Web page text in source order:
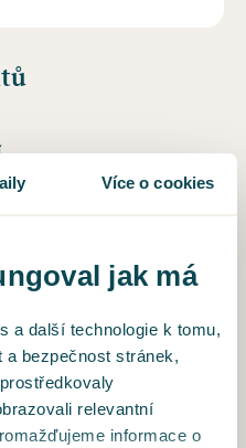
Více o cookies
jak má
a další technologie k tomu,
bezpečnost stránek,
relevantní
informace o
a podporující.